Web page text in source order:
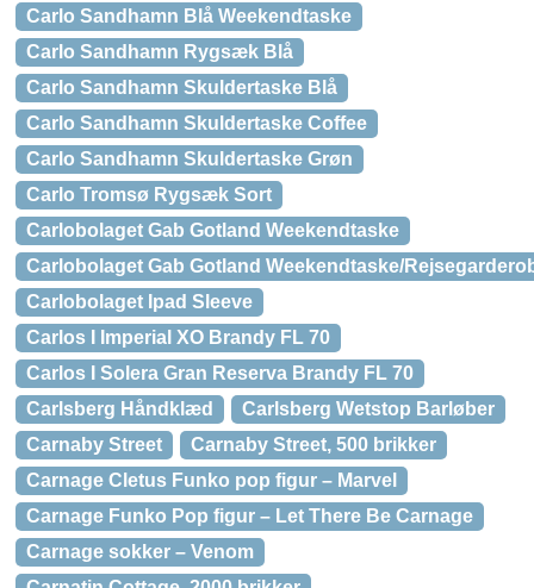
Carlo Sandhamn Blå Weekendtaske
Carlo Sandhamn Rygsæk Blå
Carlo Sandhamn Skuldertaske Blå
Carlo Sandhamn Skuldertaske Coffee
Carlo Sandhamn Skuldertaske Grøn
Carlo Tromsø Rygsæk Sort
Carlobolaget Gab Gotland Weekendtaske
Carlobolaget Gab Gotland Weekendtaske/
Carlobolaget Ipad Sleeve
Carlos I Imperial XO Brandy FL 70
Carlos I Solera Gran Reserva Brandy FL 70
Carlsberg Håndklæd
Carlsberg Wetstop Barløber
Carnaby Street
Carnaby Street, 500 brikker
Carnage Cletus Funko pop figur – Marvel
Carnage Funko Pop figur – Let There Be Carnage
Carnage sokker – Venom